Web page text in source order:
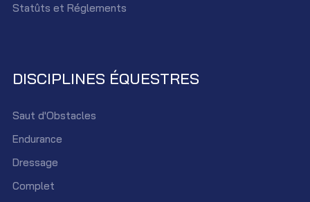
Statûts et Réglements
DISCIPLINES ÉQUESTRES
Saut d'Obstacles
Endurance
Dressage
Complet